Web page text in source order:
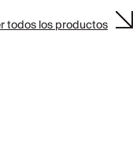
todos los productos